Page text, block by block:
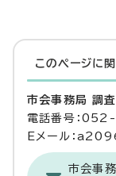
このページに
市会事務局 調
電話番号：
Eメール：
市会事